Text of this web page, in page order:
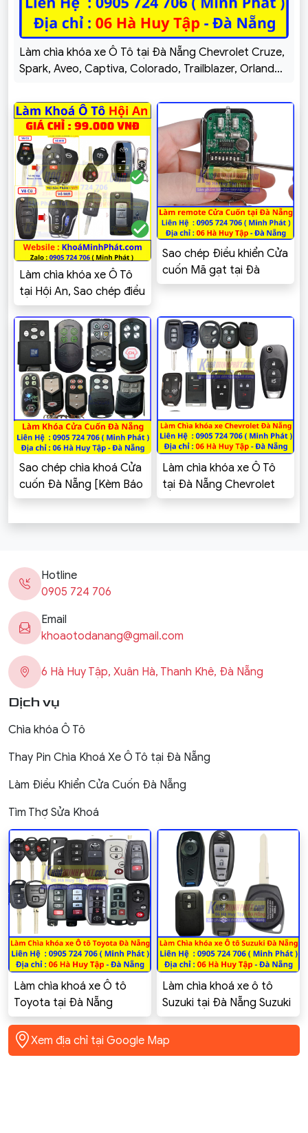
Làm chìa khóa xe Ô Tô tại Đà Nẵng Chevrolet Cruze,
Spark, Aveo, Captiva, Colorado, Trailblazer, Orlando,
Làm chìa khóa xe Ô Tô
tại Hội An, Sao chép điều
khiển Cửa cuốn
Sao chép Điều khiển Cửa
cuốn Mã gạt tại Đà
Nẵng – Khoá Minh Phát
Sao chép chìa khoá Cửa
cuốn Đà Nẵng [Kèm Báo
Giá]
Làm chìa khóa xe Ô Tô
tại Đà Nẵng Chevrolet
Cruze, Spark, Aveo,
Hotline
0905 724 706
Email
khoaotodanang@gmail.com
6 Hà Huy Tập, Xuân Hà, Thanh Khê, Đà Nẵng
Dịch vụ
Chìa khóa Ô Tô
Thay Pin Chìa Khoá Xe Ô Tô tại Đà Nẵng
Làm Điều Khiển Cửa Cuốn Đà Nẵng
Tìm Thợ Sửa Khoá
Làm chìa khoá xe Ô tô
Toyota tại Đà Nẵng
Toyota Innova, Altis,
Corolla Cross, Vios, Yaris,
Camry, Hilux, Fortuner,
Làm chìa khoá xe ô tô
Suzuki tại Đà Nẵng Suzuki
Swift Celerio Ciaz Ertiga
XL7 GSX-R150
Xem địa chỉ tại Google Map